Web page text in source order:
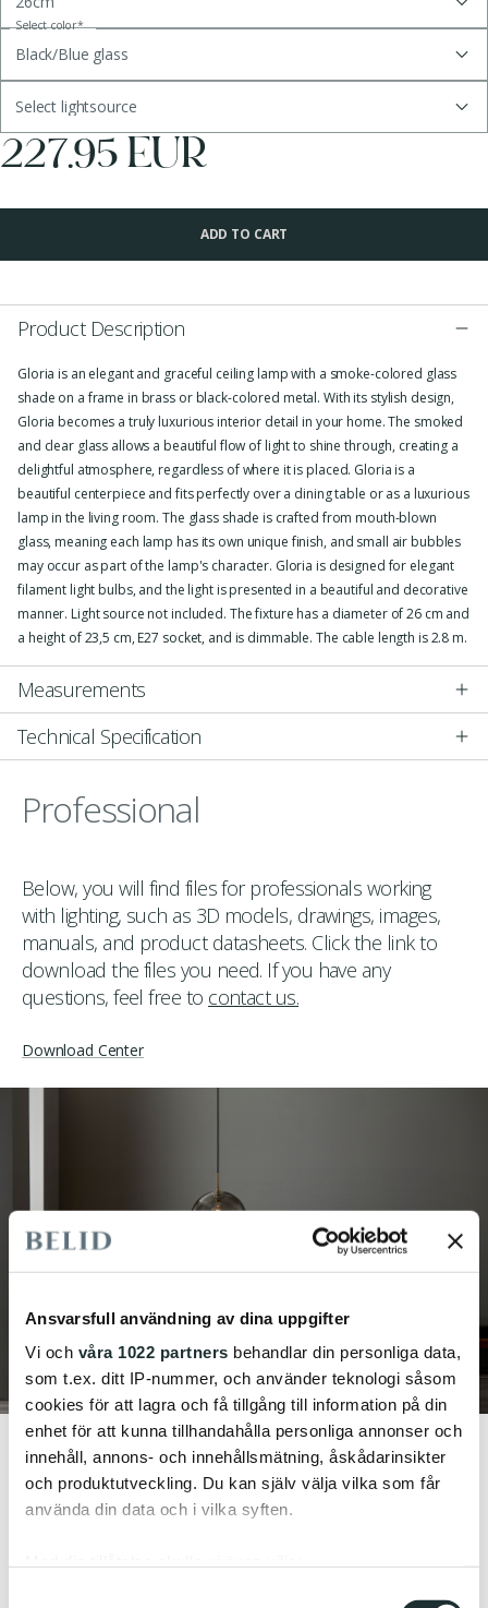
Ansvarsfull användning av dina uppgifter
Vi och våra 1022 partners behandlar din personliga data,
som t.ex. ditt IP-nummer, och använder teknologi såsom
cookies för att lagra och få tillgång till information på din
enhet för att kunna tillhandahålla personliga annonser och
innehåll, annons- och innehållsmätning, åskådarinsikter
och produktutveckling. Du kan själv välja vilka som får
använda din data och i vilka syften.
Select color*
Black/Blue glass
Select lightsource
227.95 EUR
ADD TO CART
Product Description
Gloria is an elegant and graceful ceiling lamp with a smoke-colored glass
shade on a frame in brass or black-colored metal. With its stylish design,
Gloria becomes a truly luxurious interior detail in your home. The smoked
and clear glass allows a beautiful flow of light to shine through, creating a
delightful atmosphere, regardless of where it is placed. Gloria is a
beautiful centerpiece and fits perfectly over a dining table or as a luxurious
lamp in the living room. The glass shade is crafted from mouth-blown
glass, meaning each lamp has its own unique finish, and small air bubbles
may occur as part of the lamp's character. Gloria is designed for elegant
filament light bulbs, and the light is presented in a beautiful and decorative
manner. Light source not included. The fixture has a diameter of 26 cm and
a height of 23,5 cm, E27 socket, and is dimmable. The cable length is 2.8 m.
Measurements
Technical Specification
Professional
Below, you will find files for professionals working
with lighting, such as 3D models, drawings, images,
manuals, and product datasheets. Click the link to
download the files you need. If you have any
questions, feel free to contact us.
Download Center